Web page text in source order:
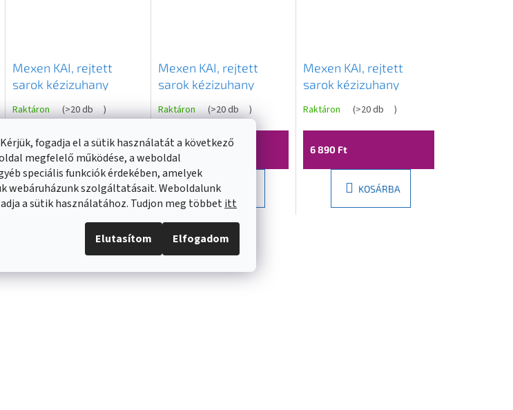
fogadja el a sütik használatát a következő
megfelelő működése, a weboldal
speciális funkciók érdekében, amelyek
webáruházunk szolgáltatásait. Weboldalunk
a sütik használatához. Tudjon meg többetitt
Elutasítom Elfogadom
Mexen KAI, rejtett
sarok kézizuhany
79301-70
Raktáron (>20 db )
5 590 Ft
KOSÁRBA
Mexen KAI, rejtett
sarok kézizuhany
79301-66
Raktáron (>20 db )
6 890 Ft
KOSÁRBA
Mexen KAI, rejtett
sarok kézizuhany
arany, 79301-60
Raktáron (>20 db )
6 890 Ft
KOSÁRBA